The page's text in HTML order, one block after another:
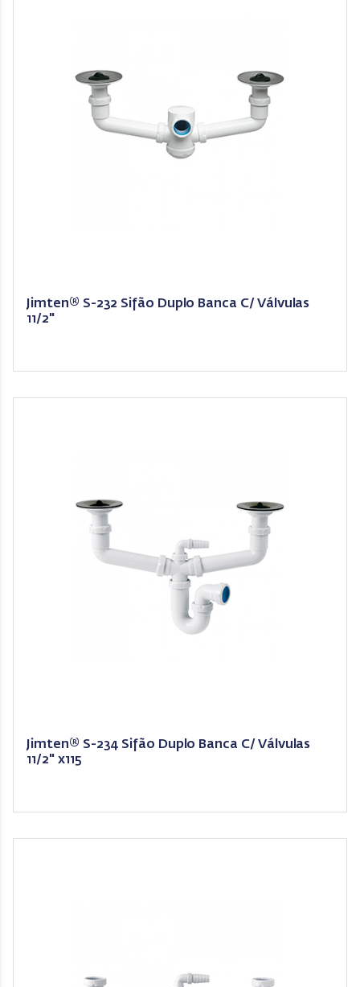
Jimten® S-232 Sifão Duplo Banca C/ Válvulas
11/2"
Jimten® S-234 Sifão Duplo Banca C/ Válvulas
11/2" x115